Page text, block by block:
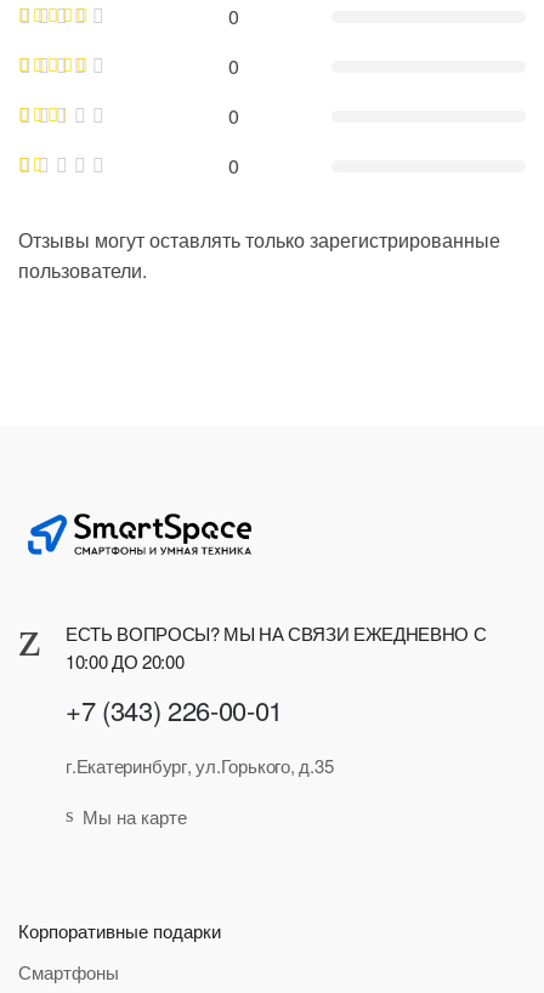
0
0
0
0
Отзывы могут оставлять только зарегистрированные
пользователи.
ЕСТЬ ВОПРОСЫ? МЫ НА СВЯЗИ ЕЖЕДНЕВНО С
10:00 ДО 20:00
+7 (343) 226-00-01
г.Екатеринбург, ул.Горького, д.35
Мы на карте
Корпоративные подарки
Смартфоны